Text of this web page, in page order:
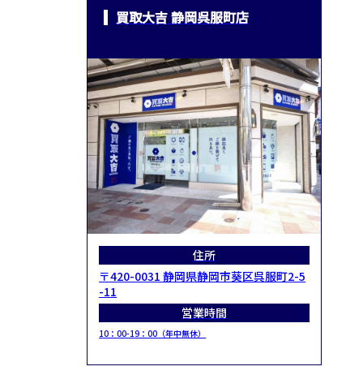
買取大吉 静岡呉服町店
住所
〒420-0031 静岡県静岡市葵区呉服町2-5
-11
営業時間
10：00-19：00（年中無休）